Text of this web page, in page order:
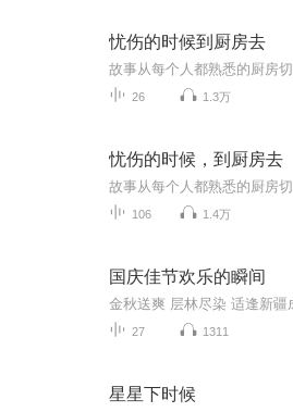
忧伤的时候到厨房去
26 1.3万
忧伤的时候，到厨房去
106 1.4万
国庆佳节欢乐的瞬间
27 1311
星星下时候